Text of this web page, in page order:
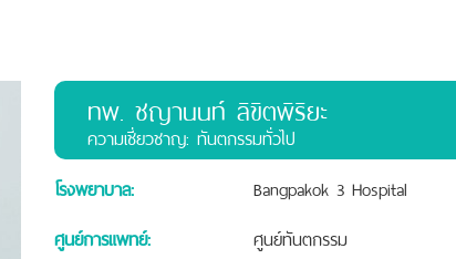
ทพ. ชญานนท์ ลิขิตพิริยะ
ความเชี่ยวชาญ: ทันตกรรมทั่วไป
โรงพยาบาล:
Bangpakok 3 Hospital
ศูนย์การแพทย์:
ศูนย์ทันตกรรม